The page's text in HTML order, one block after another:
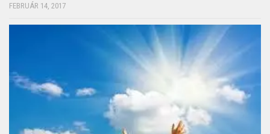
FEBRUÁR 14, 2017